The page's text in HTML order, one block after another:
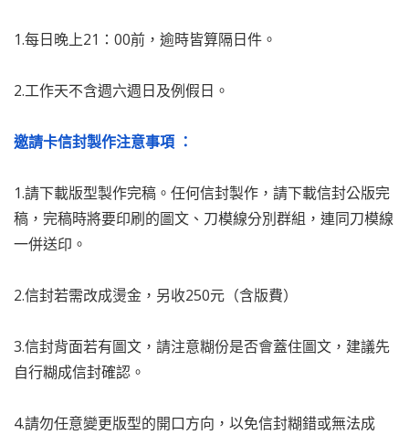
1.每日晚上21：00前，逾時皆算隔日件。
2.工作天不含週六週日及例假日。
邀請卡信封製作注意事項 ：
1.請下載版型製作完稿。任何信封製作，請下載信封公版完
稿，完稿時將要印刷的圖文、刀模線分別群組，連同刀模線
一併送印。
2.信封若需改成燙金，另收250元（含版費）
3.信封背面若有圖文，請注意糊份是否會蓋住圖文，建議先
自行糊成信封確認。
4.請勿任意變更版型的開口方向，以免信封糊錯或無法成